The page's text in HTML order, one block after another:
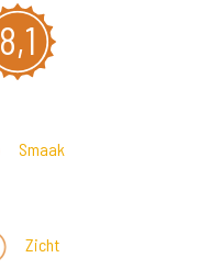
8,1
Smaak
Zicht